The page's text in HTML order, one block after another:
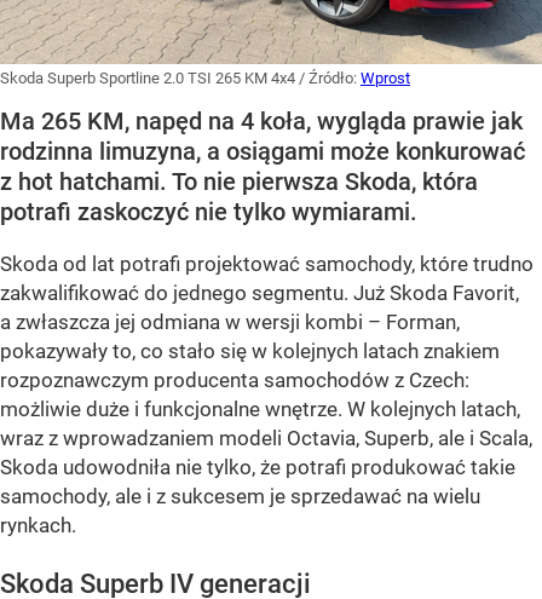
Skoda Superb Sportline 2.0 TSI 265 KM 4x4 / Źródło: Wprost
Ma 265 KM, napęd na 4 koła, wygląda prawie jak
rodzinna limuzyna, a osiągami może konkurować
z hot hatchami. To nie pierwsza Skoda, która
potrafi zaskoczyć nie tylko wymiarami.
Skoda od lat potrafi projektować samochody, które trudno
zakwalifikować do jednego segmentu. Już Skoda Favorit,
a zwłaszcza jej odmiana w wersji kombi – Forman,
pokazywały to, co stało się w kolejnych latach znakiem
rozpoznawczym producenta samochodów z Czech:
możliwie duże i funkcjonalne wnętrze. W kolejnych latach,
wraz z wprowadzaniem modeli Octavia, Superb, ale i Scala,
Skoda udowodniła nie tylko, że potrafi produkować takie
samochody, ale i z sukcesem je sprzedawać na wielu
rynkach.
Skoda Superb IV generacji